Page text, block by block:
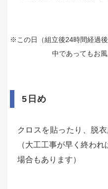
※この日（組立後24時間経過
中であってもお
5日め
クロスを貼ったり、脱
（大工工事が早く終わ
場合もあります）